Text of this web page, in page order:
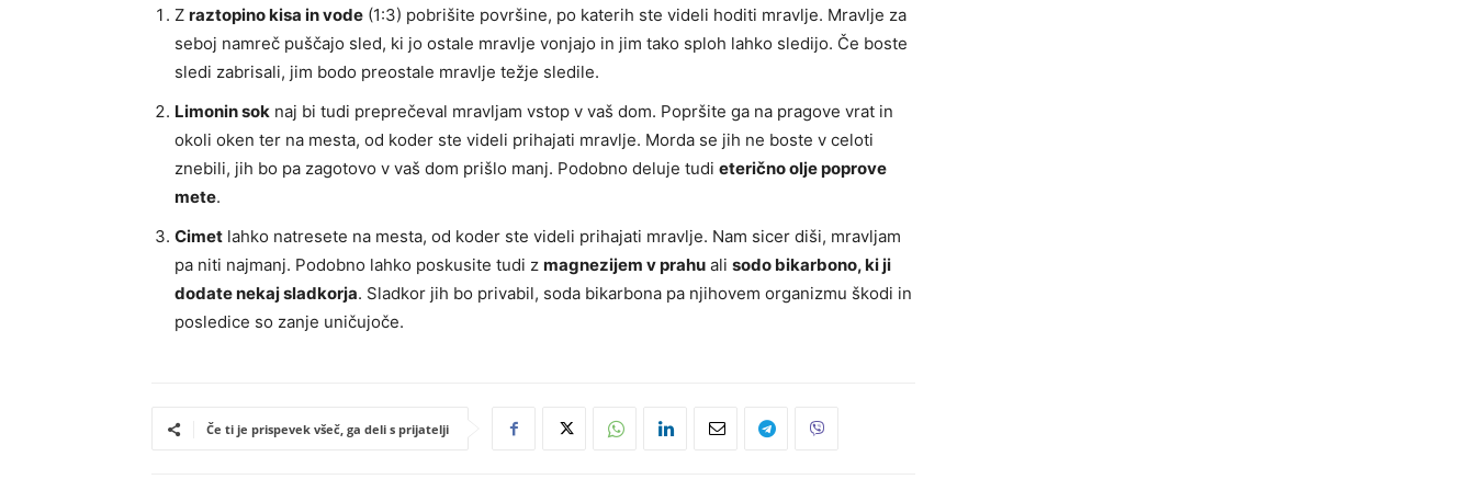
Z raztopino kisa in vode (1:3) pobrišite površine, po katerih ste videli hoditi mravlje. Mravlje za
seboj namreč puščajo sled, ki jo ostale mravlje vonjajo in jim tako sploh lahko sledijo. Če boste
sledi zabrisali, jim bodo preostale mravlje težje sledile.
Limonin sok naj bi tudi preprečeval mravljam vstop v vaš dom. Popršite ga na pragove vrat in
okoli oken ter na mesta, od koder ste videli prihajati mravlje. Morda se jih ne boste v celoti
znebili, jih bo pa zagotovo v vaš dom prišlo manj. Podobno deluje tudi eterično olje poprove
mete.
Cimet lahko natresete na mesta, od koder ste videli prihajati mravlje. Nam sicer diši, mravljam
pa niti najmanj. Podobno lahko poskusite tudi z magnezijem v prahu ali sodo bikarbono, ki ji
dodate nekaj sladkorja. Sladkor jih bo privabil, soda bikarbona pa njihovem organizmu škodi in
posledice so zanje uničujoče.
Če ti je prispevek všeč, ga deli s prijatelji